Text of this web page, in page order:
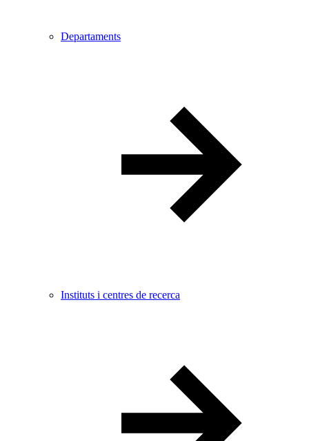
Departaments
Instituts i centres de recerca